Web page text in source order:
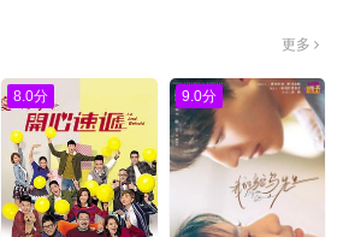
更多
8.0分 9.0分